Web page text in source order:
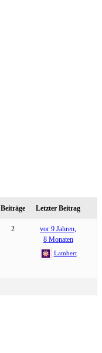
Beiträge Letzter Beitrag
2
vor 9 Jahren,
8 Monaten
Lambert